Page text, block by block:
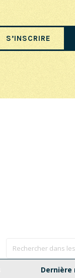
S’INSCRIRE
Dernière